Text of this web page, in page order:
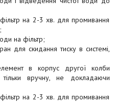
на 2-3 хв. для промивання
на фільтр;
для скидання тиску в системі,
в корпус другої колби
тільки вручну, не докладаючи
на 2-3 хв. для промивання